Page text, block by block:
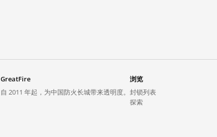
GreatFire
自 2011 年起，为中国防火长城带来透明度。
浏览
封锁列表
探索